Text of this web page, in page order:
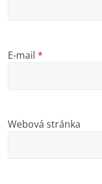
E-mail*
Webová stránka